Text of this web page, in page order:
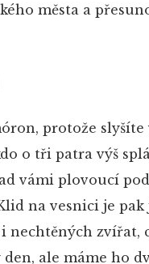
města a
protože slyšíte
o tři patra výš
vámi plovoucí
na vesnici je pak
zvířat,
ale máme ho